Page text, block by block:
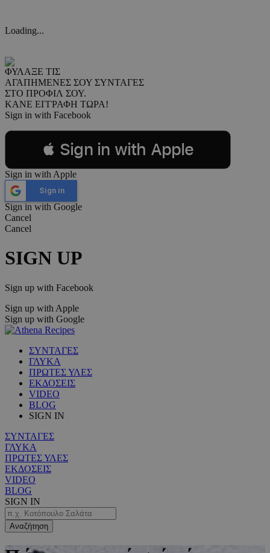
Loading...
ΦΥΛΑΞΕ ΤΙΣ
ΑΓΑΠΗΜΕΝΕΣ ΣΟΥ ΣΥΝΤΑΓΕΣ
ΣΤΟ ΠΡΟΦΙΛ ΣΟΥ.
ΚΑΝΕ ΕΓΓΡΑΦΗ ΤΩΡΑ!
Sign in with Facebook
 Sign in with Apple
Sign in with Apple
Sign in
Sign in with Google
Cancel
Cancel
SIGN UP
Sign up with Facebook
Sign up with Apple
Sign up with Google
ΣΥΝΤΑΓΕΣ
ΓΛΥΚΑ
ΠΡΩΤΕΣ ΥΛΕΣ
ΕΚΔΟΣΕΙΣ
VIDEO
BLOG
SIGN IN
ΣΥΝΤΑΓΕΣ
ΓΛΥΚΑ
ΠΡΩΤΕΣ ΥΛΕΣ
ΕΚΔΟΣΕΙΣ
VIDEO
BLOG
SIGN IN
Αναζήτηση